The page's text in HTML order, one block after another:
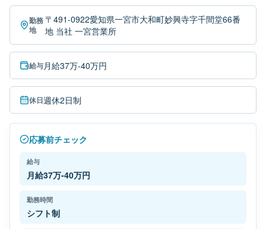
勤務
地
〒491-0922愛知県一宮市大和町妙興寺字千間堂66番
地 当社 一宮営業所
給与月給37万-40万円
休日週休2日制
応募前チェック
給与
月給37万-40万円
勤務時間
シフト制